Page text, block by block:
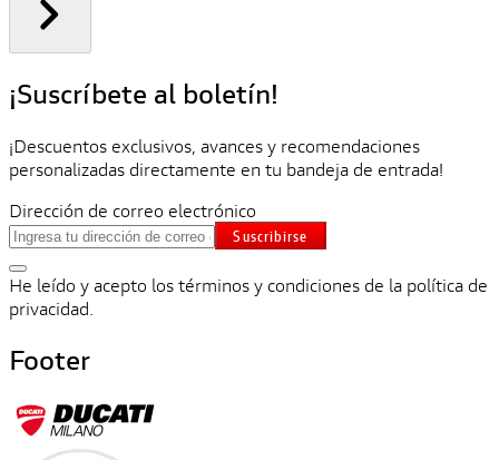
¡Suscríbete al boletín!
¡Descuentos exclusivos, avances y recomendaciones
personalizadas directamente en tu bandeja de entrada!
Dirección de correo electrónico
Suscribirse
He leído y acepto los términos y condiciones de la política de
privacidad.
Footer